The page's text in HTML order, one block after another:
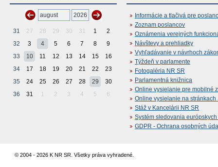
31 27 28 29 30 31 1
2
32
3 4 5 6 7 8
9
33
10 11 12 13 14 15
16
34
17 18 19 20 21 22
23
35
24 25 26 27 28 29
30
36
31 1 2 3 4 5 6
Informácie a tlačivá pre
Zoznam poslancov
Oznámenia verejných
Návštevy a prehliadky
Vyhľadávanie v návrhoch
Týždeň v parlamente
Fotogaléria NR SR
Parlamentná knižnica
Online vysielanie pre mobilné
Online vysielanie na stránkach
Stáž v Kancelárii NR SR
Systém sledovania
GDPR - Ochrana osobných
© 2004 - 2026 K NR SR. Všetky práva vyhradené.